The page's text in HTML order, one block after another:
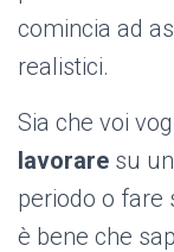
comincia ad
realistici.
Sia che voi
lavorare su
periodo o fare
è bene che